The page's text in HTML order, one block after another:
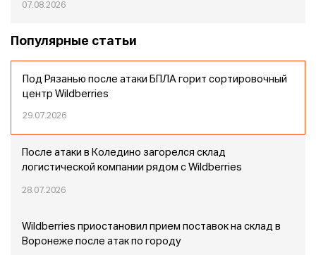
07.08.2026
Популярные статьи
Под Рязанью после атаки БПЛА горит сортировочный
центр Wildberries
29.07.2026
После атаки в Коледино загорелся склад
логистической компании рядом с Wildberries
28.07.2026
Wildberries приостановил прием поставок на склад в
Воронеже после атак по городу